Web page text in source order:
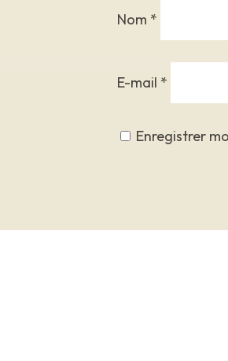
Nom *
E-mail *
Enregistrer